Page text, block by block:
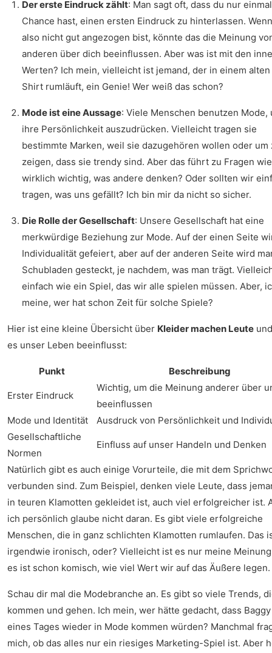
Der erste Eindruck zählt: Man sagt oft, dass du nur
Chance hast, einen ersten Eindruck zu hinterlassen.
also nicht gut angezogen bist, könnte das die Meinung
anderen über dich beeinflussen. Aber was ist mit den
Werten? Ich mein, vielleicht ist jemand, der in einem
Shirt rumläuft, ein Genie! Wer weiß das schon?
Mode ist eine Aussage: Viele Menschen benutzen Mode,
ihre Persönlichkeit auszudrücken. Vielleicht tragen sie
bestimmte Marken, weil sie dazugehören wollen oder um
zeigen, dass sie trendy sind. Aber das führt zu Fragen
wirklich wichtig, was andere denken? Oder sollten wir
tragen, was uns gefällt? Ich bin mir da nicht so sicher.
Die Rolle der Gesellschaft: Unsere Gesellschaft hat eine
merkwürdige Beziehung zur Mode. Auf der einen Seite
Individualität gefeiert, aber auf der anderen Seite wird
Schubladen gesteckt, je nachdem, was man trägt.
einfach wie ein Spiel, das wir alle spielen müssen. Aber,
meine, wer hat schon Zeit für solche Spiele?
Hier ist eine kleine Übersicht über Kleider machen Leute
es unser Leben beeinflusst:
Punkt Beschreibung
Erster Eindruck
Wichtig, um die Meinung anderer über
beeinflussen
Mode und Identität
Ausdruck von Persönlichkeit und
Gesellschaftliche
Normen
Einfluss auf unser Handeln und Denken
Natürlich gibt es auch einige Vorurteile, die mit dem
verbunden sind. Zum Beispiel, denken viele Leute, dass
in teuren Klamotten gekleidet ist, auch viel erfolgreicher ist.
ich persönlich glaube nicht daran. Es gibt viele erfolgreiche
Menschen, die in ganz schlichten Klamotten rumlaufen. Das
irgendwie ironisch, oder? Vielleicht ist es nur meine
es ist schon komisch, wie viel Wert wir auf das Äußere legen.
Schau dir mal die Modebranche an. Es gibt so viele Trends,
kommen und gehen. Ich mein, wer hätte gedacht, dass
eines Tages wieder in Mode kommen würden? Manchmal
mich, ob das alles nur ein riesiges Marketing-Spiel ist. Aber